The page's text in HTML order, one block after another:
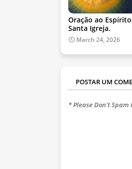
Oração ao
Santa Igreja.
March 24, 2026
POSTAR UM
* Please Don't Spam